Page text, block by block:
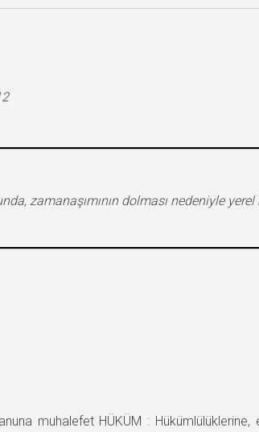
zamanaşımının dolması nedeniyle
muhalefet HÜKÜM :